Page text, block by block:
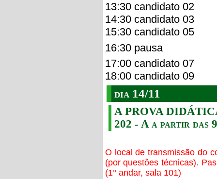
13:30 candidato 02
14:30 candidato 03
15:30 candidato 05
16:30 pausa
17:00 candidato 07
18:00 candidato 09
dia 14/11
A PROVA
202 - A a partir das
O local de transmissão do
(por questôes técnicas).
(1° andar, sala 101)